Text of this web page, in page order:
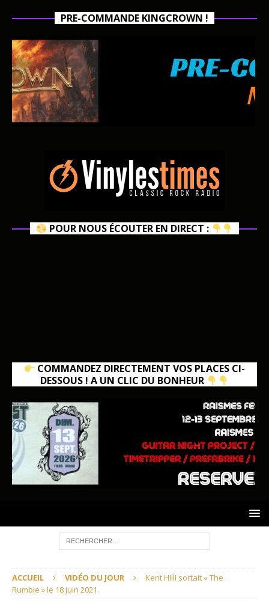
PRE-COMMANDE KINGCROWN !
POUR NOUS ÉCOUTER EN DIRECT :
COMMANDEZ DIRECTEMENT VOS PLACES CI-
DESSOUS ! A UN CLIC DU BONHEUR
ACCUEIL VIDÉO DU JOUR
Kent Hilli sortait « The
Rumble » le 18 juin 2021.